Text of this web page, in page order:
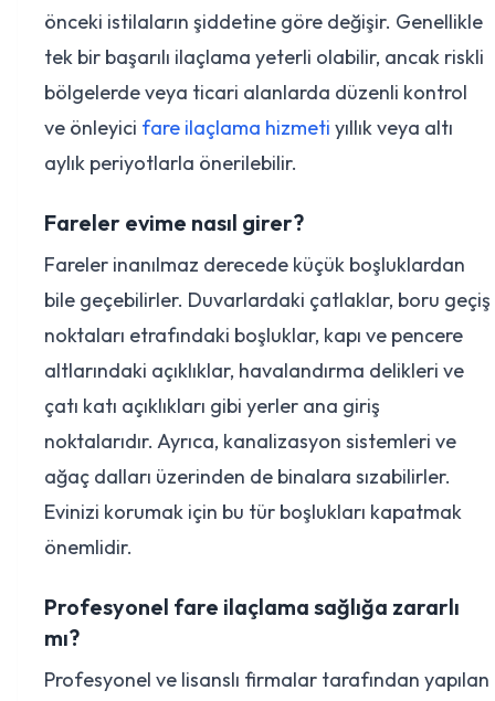
önceki istilaların şiddetine göre değişir. Genellikle
tek bir başarılı ilaçlama yeterli olabilir, ancak riskli
bölgelerde veya ticari alanlarda düzenli kontrol
ve önleyici fare ilaçlama hizmeti yıllık veya altı
aylık periyotlarla önerilebilir.
Fareler evime nasıl girer?
Fareler inanılmaz derecede küçük boşluklardan
bile geçebilirler. Duvarlardaki çatlaklar, boru geçiş
noktaları etrafındaki boşluklar, kapı ve pencere
altlarındaki açıklıklar, havalandırma delikleri ve
çatı katı açıklıkları gibi yerler ana giriş
noktalarıdır. Ayrıca, kanalizasyon sistemleri ve
ağaç dalları üzerinden de binalara sızabilirler.
Evinizi korumak için bu tür boşlukları kapatmak
önemlidir.
Profesyonel fare ilaçlama sağlığa zararlı
mı?
Profesyonel ve lisanslı firmalar tarafından yapılan